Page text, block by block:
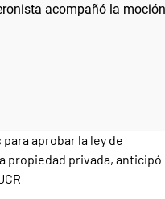
acompañó la moción